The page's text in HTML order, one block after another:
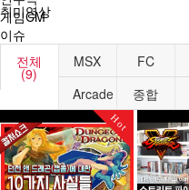
취미영상
게임CM
이슈
전체
(9)
MSX FC
Arcade
종합
Hot